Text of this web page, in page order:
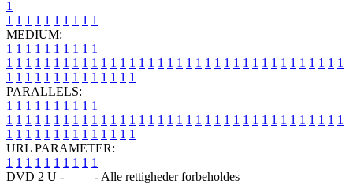
1
1 1 1 1 1 1 1 1 1 1
MEDIUM:
1 1 1 1 1 1 1 1 1 1
1 1 1 1 1 1 1 1 1 1 1 1 1 1 1 1 1 1 1 1 1 1 1 1 1 1 1 1 1 1 1 1 1 1 1 1
1 1 1 1 1 1 1 1 1 1 1 1 1 1
PARALLELS:
1 1 1 1 1 1 1 1 1 1
1 1 1 1 1 1 1 1 1 1 1 1 1 1 1 1 1 1 1 1 1 1 1 1 1 1 1 1 1 1 1 1 1 1 1 1
1 1 1 1 1 1 1 1 1 1 1 1 1 1
URL PARAMETER:
1 1 1 1 1 1 1 1 1 1
DVD 2 U -
- Alle rettigheder forbeholdes